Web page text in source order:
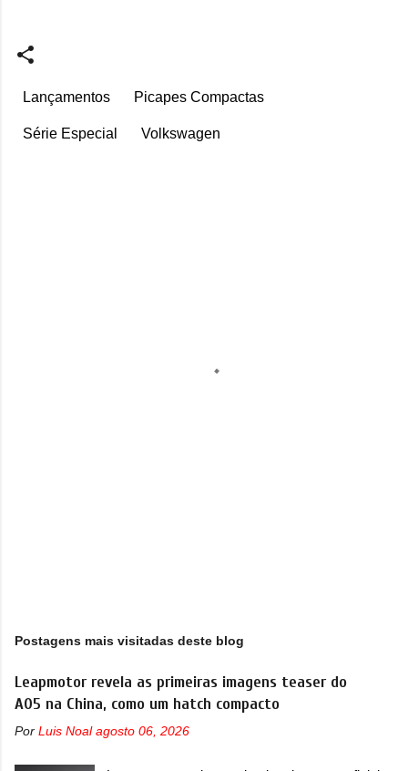
Lançamentos Picapes Compactas
Série Especial Volkswagen
Postagens mais visitadas deste blog
Leapmotor revela as primeiras imagens teaser do
A05 na China, como um hatch compacto
Por Luis Noal agosto 06, 2026